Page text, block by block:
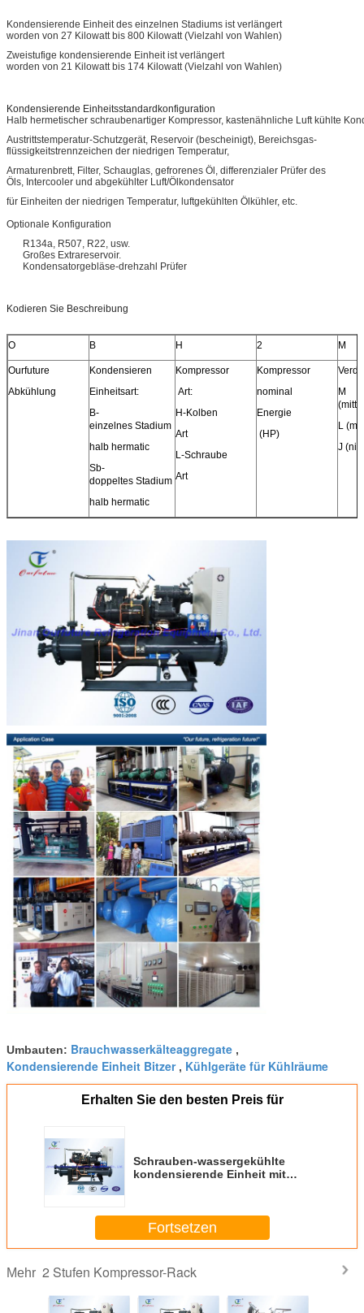
Kondensierende Einheit des einzelnen Stadiums ist verlängert
worden von 27 Kilowatt bis 800 Kilowatt (Vielzahl von Wahlen)
Zweistufige kondensierende Einheit ist verlängert
worden von 21 Kilowatt bis 174 Kilowatt (Vielzahl von Wahlen)
Kondensierende Einheitsstandardkonfiguration
Halb hermetischer schraubenartiger Kompressor, kastenähnliche Luft kühlte
Austrittstemperatur-Schutzgerät, Reservoir (bescheinigt), Bereichsgas-
flüssigkeitstrennzeichen der niedrigen Temperatur,
Armaturenbrett, Filter, Schauglas, gefrorenes Öl, differenzialer Prüfer des
Öls, Intercooler und abgekühlter Luft/Ölkondensator
für Einheiten der niedrigen Temperatur, luftgekühlten Ölkühler, etc.
Optionale Konfiguration
R134a, R507, R22, usw.
Großes Extrareservoir.
Kondensatorgebläse-drehzahl Prüfer
Kodieren Sie Beschreibung
O B H 2 M
Ourfuture
Abkühlung
Kondensieren
Einheitsart:
B-
einzelnes Stadium
halb hermatic
Sb-
doppeltes Stadium
halb hermatic
Kompressor
Art:
H-Kolben
Art
L-Schraube
Art
Kompressor
nominal
Energie
(HP)
M
L
J
Umbauten: Brauchwasserkälteaggregate ,
Kondensierende Einheit Bitzer, Kühlgeräte für Kühlräume
Erhalten Sie den besten Preis für
Schrauben-wassergekühlte
kondensierende Einheit mit
Fortsetzen
Mehr 2 Stufen Kompressor-Rack